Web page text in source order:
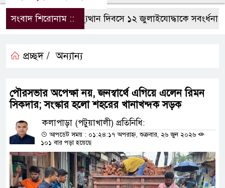
সংবাদ শিরোনাম ::
কলাপাড়ায় গণঅভ্যুত্থান দিবসে ১২ জুলাইযোদ্ধাকে সবংর্ধনা।
প্রচ্ছদ / অন্যান্য
পৌরসভার অপেক্ষা নয়, জনস্বার্থে এগিয়ে এলেন রিমন
সিকদার; সংস্কার হলো শহরের খানাখন্দক সড়ক
কলাপাড়া (পটুয়াখালী) প্রতিনিধি:
আপডেট সময় : ০১:২৪:১৭ অপরাহ্ন, শুক্রবার, ২৬ জুন ২০২৬
১০১ বার পড়া হয়েছে